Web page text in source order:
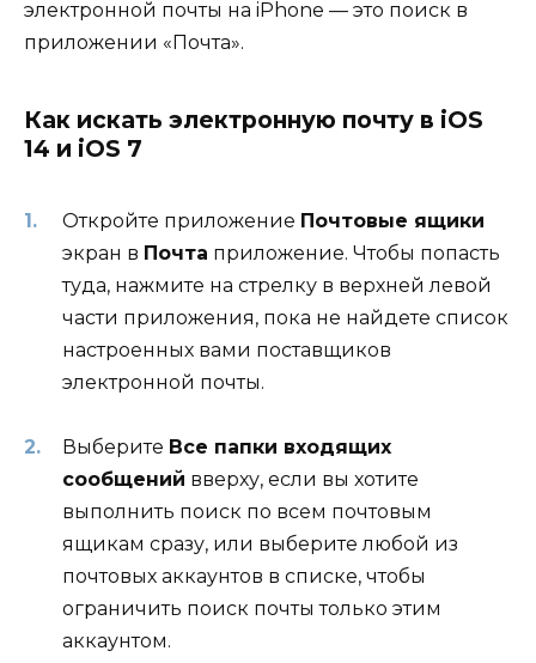
электронной почты на iPhone — это поиск в
приложении «Почта».
Как искать электронную почту в iOS
14 и iOS 7
Откройте приложение Почтовые ящики
экран в Почта приложение. Чтобы попасть
туда, нажмите на стрелку в верхней левой
части приложения, пока не найдете список
настроенных вами поставщиков
электронной почты.
Выберите Все папки входящих
сообщений вверху, если вы хотите
выполнить поиск по всем почтовым
ящикам сразу, или выберите любой из
почтовых аккаунтов в списке, чтобы
ограничить поиск почты только этим
аккаунтом.